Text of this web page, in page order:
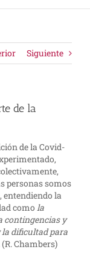
Siguiente
de la
de la Covid-
personas somos
entendiendo la
como la
contingencias y
la dificultad para
(R. Chambers)